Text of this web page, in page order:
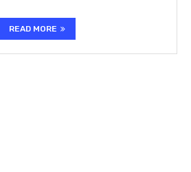
READ MORE